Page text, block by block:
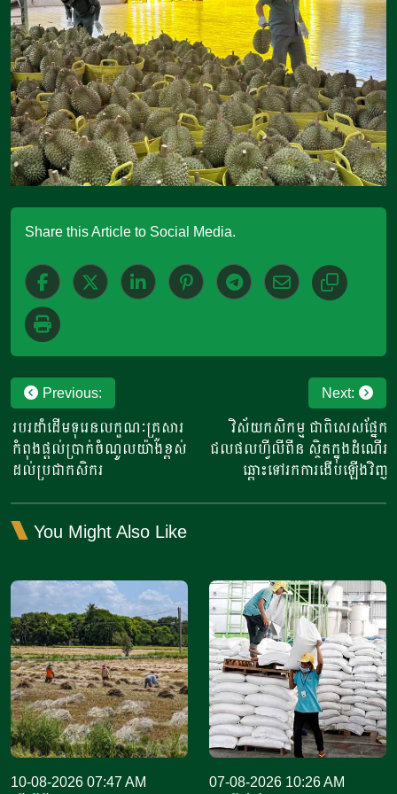
Share this Article to Social Media.
Post
navigation
Previous:
របរដាំដើមទុរេនលក្ខណៈគ្រួសារ
កំពុងផ្តល់ប្រាក់ចំណូលយ៉ាងខ្ពស់
ដល់ប្រជាកសិករ
Next:
វិស័យកសិកម្ម ជាពិសេសផ្នែក
ជលផលហ្វីលីពីន ស្ថិតក្នុងដំណើរ
ឆ្ពោះទៅរកការងើបឡើងវិញ
You Might Also Like
10-08-2026 07:47 AM 07-08-2026 10:26 AM